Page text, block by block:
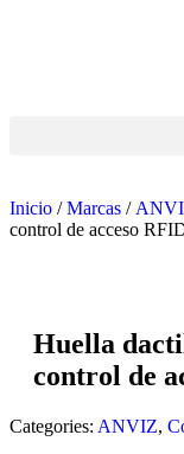
Inicio /Marcas /
control de acceso
Huella
control de
Categories: ANVIZ,